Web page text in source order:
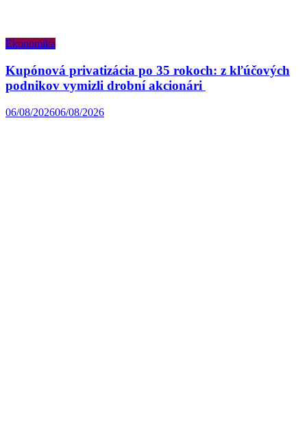
Ekonomika
Kupónová privatizácia po 35 rokoch: z kľúčových
podnikov vymizli drobní akcionári
06/08/202606/08/2026